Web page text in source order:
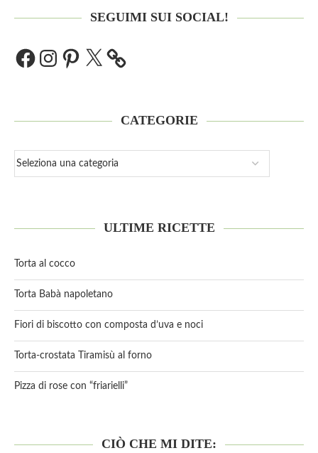
SEGUIMI SUI SOCIAL!
CATEGORIE
ULTIME RICETTE
Torta al cocco
Torta Babà napoletano
Fiori di biscotto con composta d’uva e noci
Torta-crostata Tiramisù al forno
Pizza di rose con “friarielli”
CIÒ CHE MI DITE: